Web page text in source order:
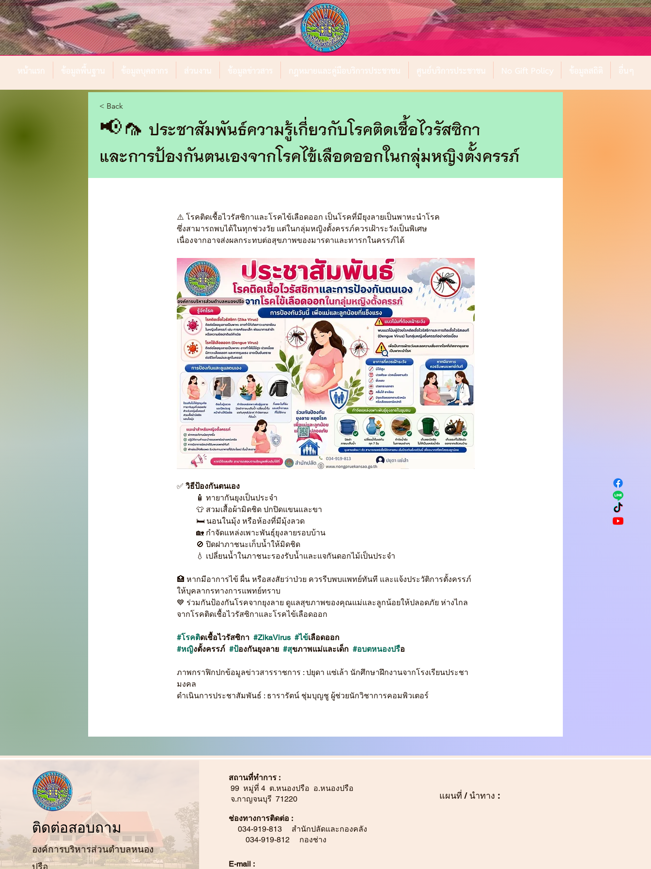
หน้าแรก ข้อมูลพื้นฐาน ข้อมูลบุคลากร ส่วนงาน ข้อมูลข่าวสาร กฎหมายและคู่มือบริการประชาชน ศูนย์บริการประชาชน No Gift Policy ข้อมูลสถิติ อื่นๆ
< Back
📢🦟 ประชาสัมพันธ์ความรู้เกี่ยวกับโรคติดเชื้อไวรัสซิกา
และการป้องกันตนเองจากโรคไข้เลือดออกในกลุ่มหญิงตั้งครรภ์
⚠️ โรคติดเชื้อไวรัสซิกาและโรคไข้เลือดออก เป็นโรคที่มียุงลายเป็นพาหะนำโรค
ซึ่งสามารถพบได้ในทุกช่วงวัย แต่ในกลุ่มหญิงตั้งครรภ์ควรเฝ้าระวังเป็นพิเศษ
เนื่องจากอาจส่งผลกระทบต่อสุขภาพของมารดาและทารกในครรภ์ได้
✅ วิธีป้องกันตนเอง
🧴 ทายากันยุงเป็นประจำ
👕 สวมเสื้อผ้ามิดชิด ปกปิดแขนและขา
🛏️ นอนในมุ้ง หรือห้องที่มีมุ้งลวด
🏡 กำจัดแหล่งเพาะพันธุ์ยุงลายรอบบ้าน
🚫 ปิดฝาภาชนะเก็บน้ำให้มิดชิด
💧 เปลี่ยนน้ำในภาชนะรองรับน้ำและแจกันดอกไม้เป็นประจำ
🏥 หากมีอาการไข้ ผื่น หรือสงสัยว่าป่วย ควรรีบพบแพทย์ทันที และแจ้งประวัติการตั้งครรภ์
ให้บุคลากรทางการแพทย์ทราบ
💙 ร่วมกันป้องกันโรคจากยุงลาย ดูแลสุขภาพของคุณแม่และลูกน้อยให้ปลอดภัย ห่างไกล
จากโรคติดเชื้อไวรัสซิกาและโรคไข้เลือดออก
#โรคติดเชื้อไวรัสซิกา #ZikaVirus #ไข้เลือดออก
#หญิงตั้งครรภ์ #ป้องกันยุงลาย #สุขภาพแม่และเด็ก #อบตหนองปรือ
ภาพกราฟิกปกข้อมูลข่าวสารราชการ : ปยุดา แซ่เล้า นักศึกษาฝึกงานจากโรงเรียนประชา
มงคล
ดำเนินการประชาสัมพันธ์ : ธารารัตน์ ชุ่มบุญชู ผู้ช่วยนักวิชาการคอมพิวเตอร์
ติดต่อสอบถาม
องค์การบริหารส่วนตำบลหนอง
ปรือ
สถานที่ทำการ :
99 หมู่ที่ 4 ต.หนองปรือ อ.หนองปรือ
จ.กาญจนบุรี 71220
ช่องทางการติดต่อ :
034-919-813 สำนักปลัดและกองคลัง
034-919-812 กองช่าง
E-mail :
แผนที่ / นำทาง :